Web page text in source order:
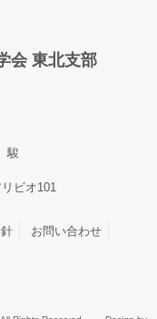
会 東北支部
駿
ビオ101
お問い合わせ